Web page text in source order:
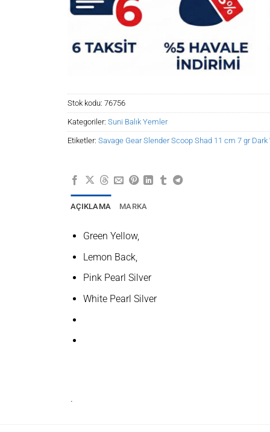
Stok kodu: 76756
Kategoriler: Suni Balık Yemler
Etiketler: Savage Gear Slender Scoop Shad 11 cm 7 gr
AÇIKLAMA MARKA
Green Yellow,
Lemon Back,
Pink Pearl Silver
White Pearl Silver
.